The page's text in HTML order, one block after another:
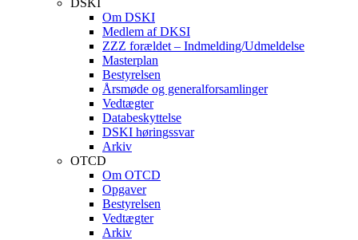
DSKI
Om DSKI
Medlem af DKSI
ZZZ forældet – Indmelding/Udmeldelse
Masterplan
Bestyrelsen
Årsmøde og generalforsamlinger
Vedtægter
Databeskyttelse
DSKI høringssvar
Arkiv
OTCD
Om OTCD
Opgaver
Bestyrelsen
Vedtægter
Arkiv